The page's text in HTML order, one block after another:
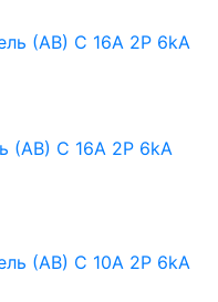
(АВ) C 16A 2P 6kA